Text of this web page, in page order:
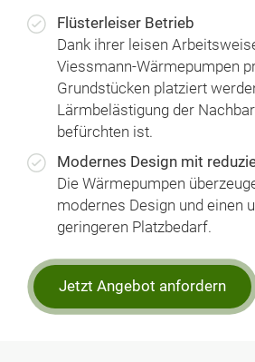
Flüsterleiser Betrieb
Dank ihrer leisen
Viessmann-Wärme­pumpen
Grundstücken platziert
Lärmbelästigung der
befürchten ist.
Modernes Design mit
Die Wärmepumpen
modernes Design und einen
geringeren Platzbedarf.
Jetzt Angebot anfordern